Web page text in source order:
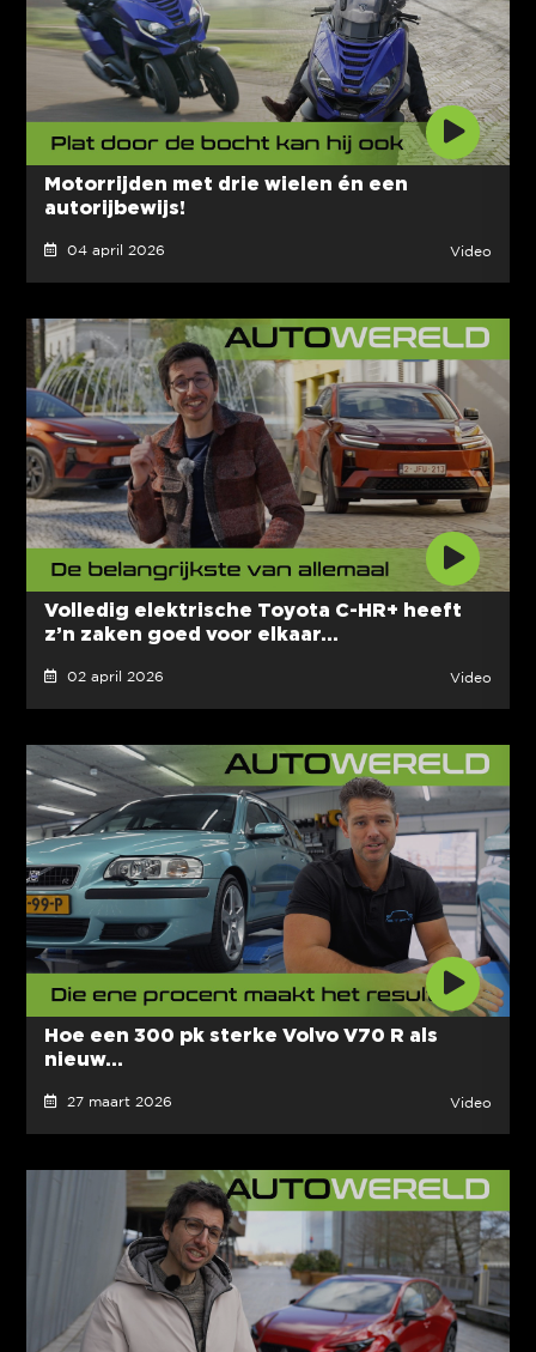
Motorrijden met drie wielen én een
autorijbewijs!
04 april 2026 Video
Volledig elektrische Toyota C-HR+ heeft
z’n zaken goed voor elkaar...
02 april 2026 Video
Hoe een 300 pk sterke Volvo V70 R als
nieuw...
27 maart 2026 Video